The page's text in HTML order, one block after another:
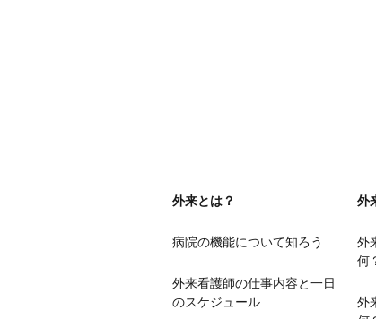
外来とは？
病院の機能について知ろう
外来看護師の仕事内容と一日
のスケジュール
外
外
何
外